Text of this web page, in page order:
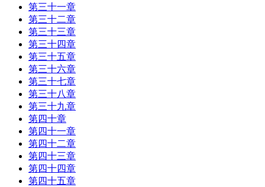
第三十一章
第三十二章
第三十三章
第三十四章
第三十五章
第三十六章
第三十七章
第三十八章
第三十九章
第四十章
第四十一章
第四十二章
第四十三章
第四十四章
第四十五章